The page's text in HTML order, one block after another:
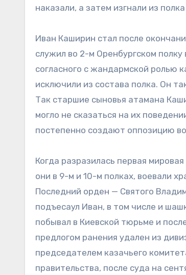
наказали, а затем изгнали из
Иван Каширин стал после
служил во 2-м Оренбургском
согласного с жандармской ролью
исключили из состава полка. Он
Так старшие сыновья атамана
могло не сказаться на их
постепенно создают оппозицию
Когда разразилась первая
они в 9-м и 10-м полках, воевали
Последний орден — Святого
подъесаул Иван, в том числе и
побывал в Киевской тюрьме и
предлогом ранения удален из
председателем казачьего
правительства, после суда на